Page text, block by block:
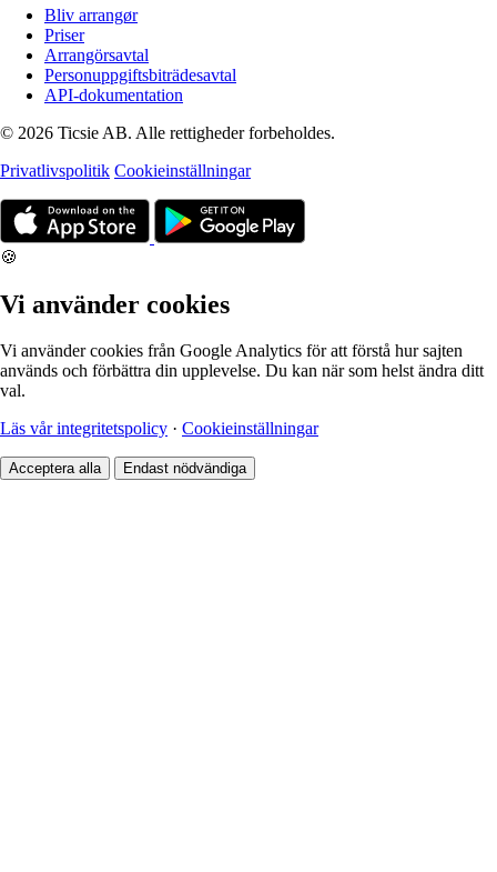
Bliv arrangør
Priser
Arrangörsavtal
Personuppgiftsbiträdesavtal
API-dokumentation
© 2026 Ticsie AB. Alle rettigheder forbeholdes.
Privatlivspolitik Cookieinställningar
🍪
Vi använder cookies
Vi använder cookies från Google Analytics för att förstå hur sajten
används och förbättra din upplevelse. Du kan när som helst ändra ditt
val.
Läs vår integritetspolicy · Cookieinställningar
Acceptera alla Endast nödvändiga